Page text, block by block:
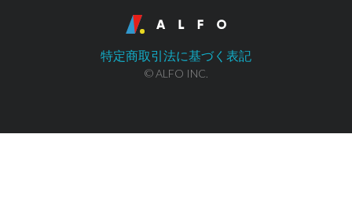
特定商取引法に基づく表記
© ALFO INC.